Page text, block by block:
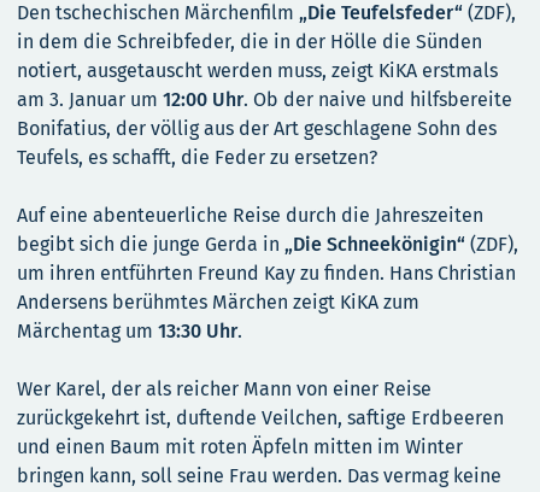
Den tschechischen Märchenfilm „Die Teufelsfeder“ (ZDF),
in dem die Schreibfeder, die in der Hölle die Sünden
notiert, ausgetauscht werden muss, zeigt KiKA erstmals
am 3. Januar um 12:00 Uhr. Ob der naive und hilfsbereite
Bonifatius, der völlig aus der Art geschlagene Sohn des
Teufels, es schafft, die Feder zu ersetzen?
Auf eine abenteuerliche Reise durch die Jahreszeiten
begibt sich die junge Gerda in „Die Schneekönigin“ (ZDF),
um ihren entführten Freund Kay zu finden. Hans Christian
Andersens berühmtes Märchen zeigt KiKA zum
Märchentag um 13:30 Uhr.
Wer Karel, der als reicher Mann von einer Reise
zurückgekehrt ist, duftende Veilchen, saftige Erdbeeren
und einen Baum mit roten Äpfeln mitten im Winter
bringen kann, soll seine Frau werden. Das vermag keine